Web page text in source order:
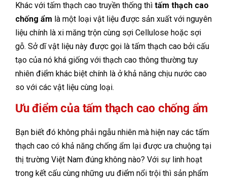
Khác với tấm thạch cao truyền thống thì tấm thạch cao
chống ẩm là một loại vật liệu được sản xuất với nguyên
liệu chính là xi măng trộn cùng sợi Cellulose hoặc sợi
gỗ. Sở dĩ vật liệu này được gọi là tấm thạch cao bởi cấu
tạo của nó khá giống với thạch cao thông thường tuy
nhiên điểm khác biệt chính là ở khả năng chịu nước cao
so với các vật liệu cùng loại.
Ưu điểm của tấm thạch cao chống ẩm
Bạn biết đó không phải ngẫu nhiên mà hiện nay các tấm
thạch cao có khả năng chống ẩm lại được ưa chuộng tại
thị trường Việt Nam đúng không nào? Với sự linh hoạt
trong kết cấu cùng những ưu điểm nổi trội thì sản phẩm